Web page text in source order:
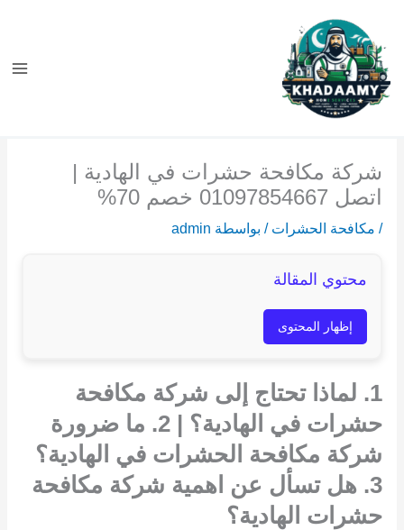
المحتوى
شركة مكافحة حشرات في الهادية |
اتصل 01097854667 خصم 70%
/ مكافحة الحشرات / بواسطة admin
محتوي المقالة
إظهار المحتوى
1. لماذا تحتاج إلى شركة مكافحة
حشرات في الهادية؟ | 2. ما ضرورة
شركة مكافحة الحشرات في الهادية؟
3. هل تسأل عن اهمية شركة مكافحة
حشرات الهادية؟